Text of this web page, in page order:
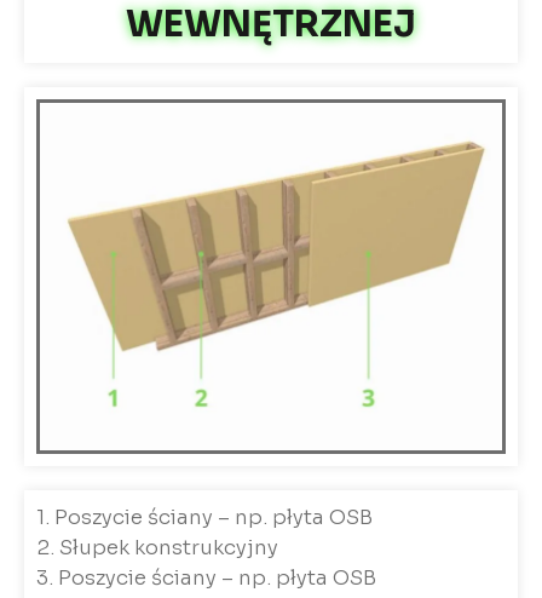
WEWNĘTRZNEJ
1. Poszycie ściany – np. płyta OSB
2. Słupek konstrukcyjny
3. Poszycie ściany – np. płyta OSB